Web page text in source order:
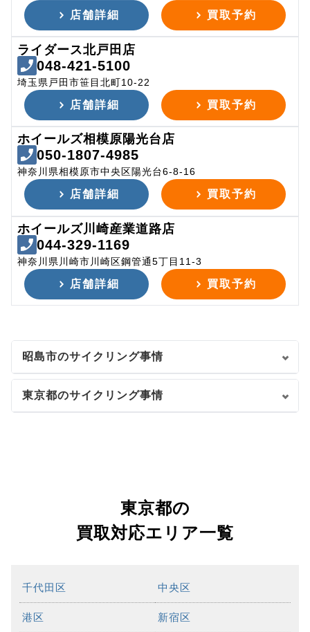
店舗詳細 買取予約
ライダース北戸田店
048-421-5100
埼玉県戸田市笹目北町10-22
店舗詳細 買取予約
ホイールズ相模原陽光台店
050-1807-4985
神奈川県相模原市中央区陽光台6-8-16
店舗詳細 買取予約
ホイールズ川崎産業道路店
044-329-1169
神奈川県川崎市川崎区鋼管通5丁目11-3
店舗詳細 買取予約
昭島市のサイクリング事情
東京都のサイクリング事情
東京都の
買取対応エリア一覧
千代田区 中央区
港区 新宿区